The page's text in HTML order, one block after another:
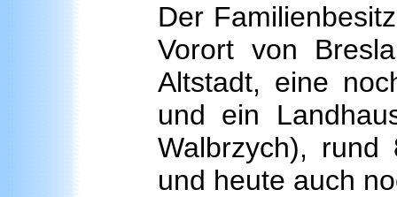
Der
Vorort von
Altstadt, eine
und ein
Walbrzych),
und heute auch